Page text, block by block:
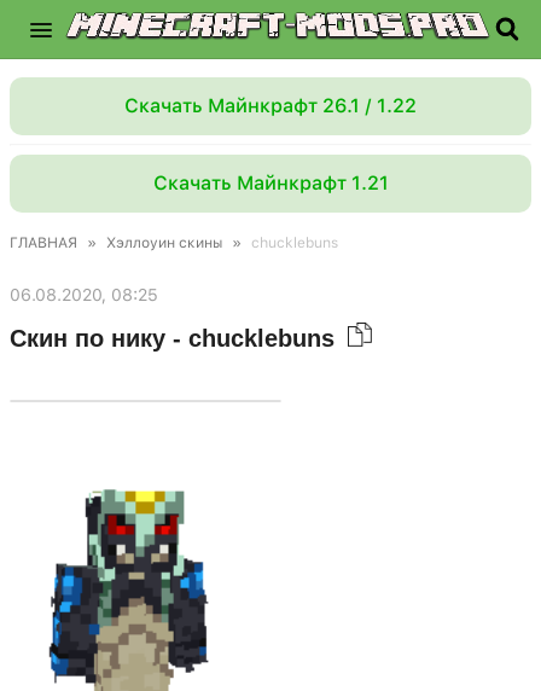
Скачать Майнкрафт 26.1 / 1.22
Скачать Майнкрафт 1.21
ГЛАВНАЯ » Хэллоуин скины » chucklebuns
06.08.2020, 08:25
Скин по нику - chucklebuns